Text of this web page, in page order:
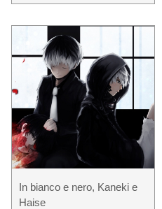
In bianco e nero, Kaneki e
Haise